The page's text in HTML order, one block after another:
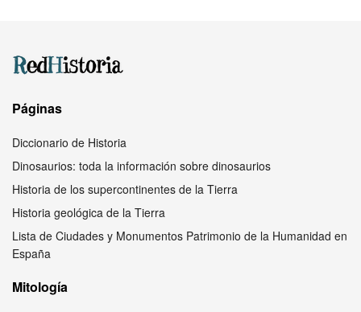
Páginas
Diccionario de Historia
Dinosaurios: toda la información sobre dinosaurios
Historia de los supercontinentes de la Tierra
Historia geológica de la Tierra
Lista de Ciudades y Monumentos Patrimonio de la Humanidad en
España
Mitología